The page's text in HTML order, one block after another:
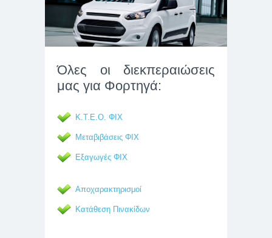
Όλες οι διεκπεραιώσεις
μας για Φορτηγά:
Κ.Τ.Ε.Ο. ΦΙΧ
Μεταβιβάσεις ΦΙΧ
Εξαγωγές ΦΙΧ
Αποχαρακτηρισμοί
Κατάθεση Πινακίδων